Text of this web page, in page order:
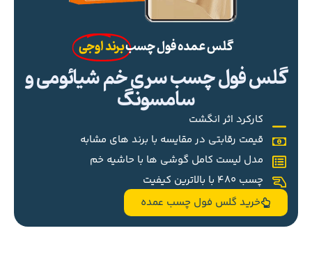
گلس عمده فول چسببرند اوجی
گلس فول چسب سری خم شیائومی و
سامسونگ
کارکرد اثر انگشت
قیمت رقابتی در مقایسه با برند های مشابه
مدل لیست کامل گوشی ها با حاشیه خم
چسب 480 با بالاترین کیفیت
خرید گلس فول چسب عمده